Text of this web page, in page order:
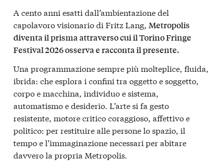
A cento anni esatti dall’ambientazione del
capolavoro visionario di Fritz Lang, Metropolis
diventa il prisma attraverso cui il Torino Fringe
Festival 2026 osserva e racconta il presente.
Una programmazione sempre più molteplice, fluida,
ibrida: che esplora i confini tra oggetto e soggetto,
corpo e macchina, individuo e sistema,
automatismo e desiderio. L’arte si fa gesto
resistente, motore critico coraggioso, affettivo e
politico: per restituire alle persone lo spazio, il
tempo e l’immaginazione necessari per abitare
davvero la propria Metropolis.